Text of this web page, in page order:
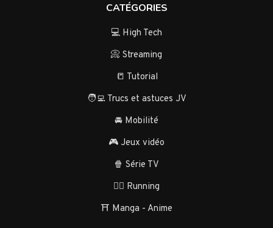
CATÉGORIES
💻 High Tech
📀 Streaming
📒 Tutorial
🧑‍💻 Trucs et astuces JV
🚘 Mobilité
🎮 Jeux vidéo
🍿 Série TV
🏃‍♂️ Running
⛩️ Manga - Anime